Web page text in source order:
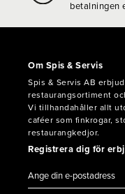
betalningen
Om Spis & Servis
Spis & Servis AB
restaurangsortiment
Vi tillhandahåller allt
caféer som finkrogar,
restaurangkedjor.
Registrera dig för